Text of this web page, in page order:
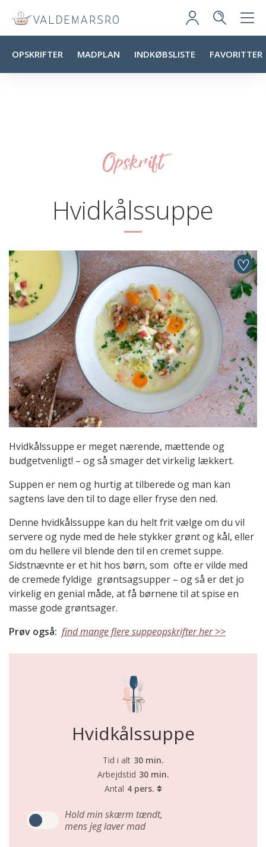
OPSKRIFTER MADPLAN INDKØBSLISTE FAVORITTER
Opskrift
Hvidkålssuppe
Hvidkålssuppe er meget nærende, mættende og
budgetvenligt! – og så smager det virkelig lækkert.
Suppen er nem og hurtig at tilberede og man kan
sagtens lave den til to dage eller fryse den ned.
Denne hvidkålssuppe kan du helt frit vælge om du vil
servere og nyde med de hele stykker grønt og kål, eller
om du hellere vil blende den til en cremet suppe.
Sidstnævnte er et hit hos børn, som ofte er vilde med
de cremede fyldige grøntsagsupper – og så er det jo
virkelig en genial måde, at få børnene til at spise en
masse gode grøntsager.
Prøv også: find mange flere suppeopskrifter her >>
Hvidkålssuppe
Tid i alt 30 min.
Arbejdstid 30 min.
Antal 4 pers.
Hold min skærm tændt,
mens jeg laver mad